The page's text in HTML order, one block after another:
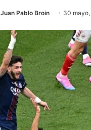
Juan Pablo Broin 30